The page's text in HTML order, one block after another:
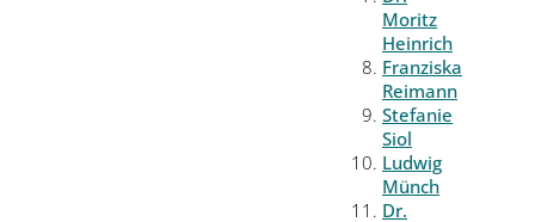
Moritz
Heinrich
Franziska
Reimann
Stefanie
Siol
Ludwig
Münch
Dr.